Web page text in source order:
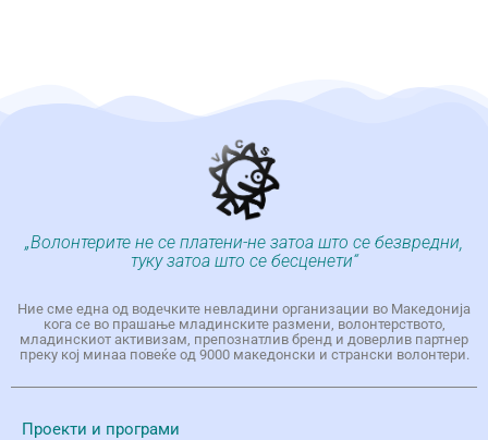
„Волонтерите не се платени-не затоа што се безвредни,
туку затоа што се бесценети“
Ние сме една од водечките невладини организации во Македонија
кога се во прашање младинските размени, волонтерството,
младинскиот активизам, препознатлив бренд и доверлив партнер
преку кој минаа повеќе од 9000 македонски и странски волонтери.
Проекти и програми